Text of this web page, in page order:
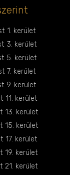
1. kerület
3. kerület
5. kerület
7. kerület
9. kerület
11. kerület
13. kerület
15. kerület
17. kerület
19. kerület
21. kerület